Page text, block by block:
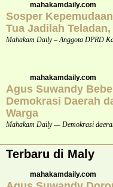
mahakamdaily.com
Sosper
Tua Jadilah
Mahakam Daily – Anggota DPRD
mahakamdaily.com
Agus Suwandy
Demokrasi Daerah
Warga
Mahakam Daily — Demokrasi
Terbaru di Maly
mahakamdaily.com